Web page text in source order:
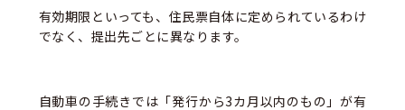
有効期限といっても、住民票自体に定められているわけ
でなく、提出先ごとに異なります。
自動車の手続きでは「発行から3カ月以内のもの」が有